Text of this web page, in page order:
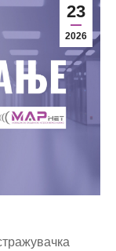
23
2026